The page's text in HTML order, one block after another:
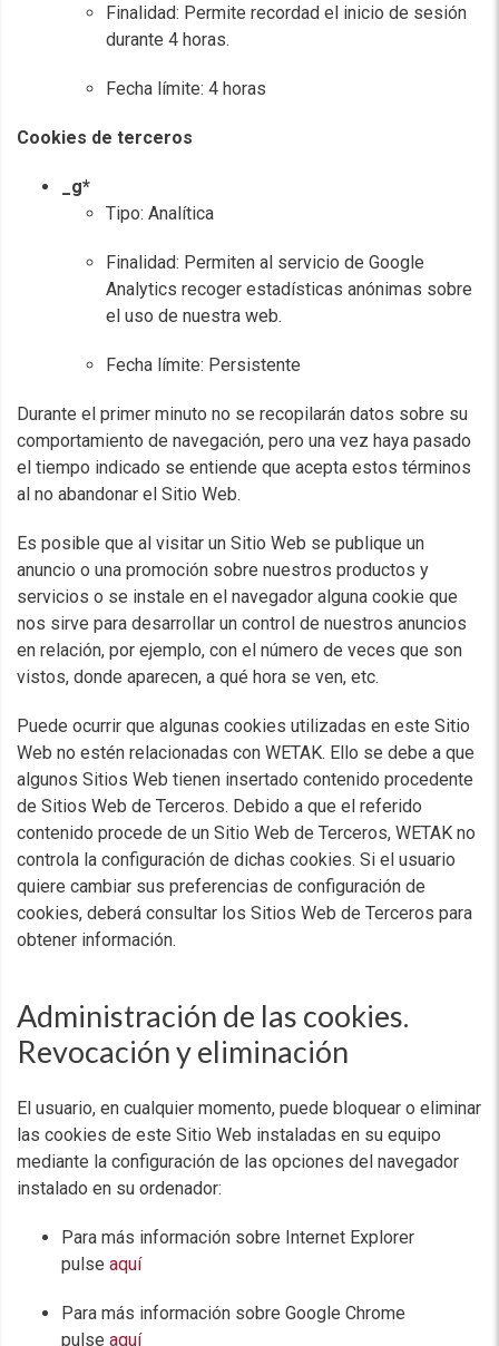
Finalidad: Permite recordad el inicio de sesión
durante 4 horas.
Fecha límite: 4 horas
Cookies de terceros
_g*
Tipo: Analítica
Finalidad: Permiten al servicio de Google
Analytics recoger estadísticas anónimas sobre
el uso de nuestra web.
Fecha límite: Persistente
Durante el primer minuto no se recopilarán datos sobre su
comportamiento de navegación, pero una vez haya pasado
el tiempo indicado se entiende que acepta estos términos
al no abandonar el Sitio Web.
Es posible que al visitar un Sitio Web se publique un
anuncio o una promoción sobre nuestros productos y
servicios o se instale en el navegador alguna cookie que
nos sirve para desarrollar un control de nuestros anuncios
en relación, por ejemplo, con el número de veces que son
vistos, donde aparecen, a qué hora se ven, etc.
Puede ocurrir que algunas cookies utilizadas en este Sitio
Web no estén relacionadas con WETAK. Ello se debe a que
algunos Sitios Web tienen insertado contenido procedente
de Sitios Web de Terceros. Debido a que el referido
contenido procede de un Sitio Web de Terceros, WETAK no
controla la configuración de dichas cookies. Si el usuario
quiere cambiar sus preferencias de configuración de
cookies, deberá consultar los Sitios Web de Terceros para
obtener información.
Administración de las cookies.
Revocación y eliminación
El usuario, en cualquier momento, puede bloquear o eliminar
las cookies de este Sitio Web instaladas en su equipo
mediante la configuración de las opciones del navegador
instalado en su ordenador:
Para más información sobre Internet Explorer
pulse aquí
Para más información sobre Google Chrome
pulse aquí